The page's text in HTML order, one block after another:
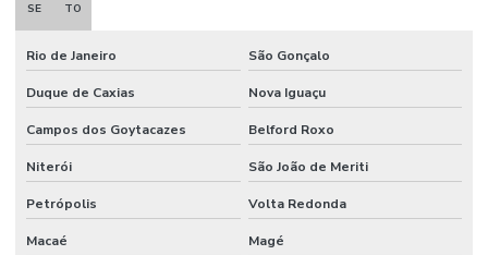
SE TO
Rio de Janeiro São Gonçalo
Duque de Caxias Nova Iguaçu
Campos dos Goytacazes Belford Roxo
Niterói São João de Meriti
Petrópolis Volta Redonda
Macaé Magé